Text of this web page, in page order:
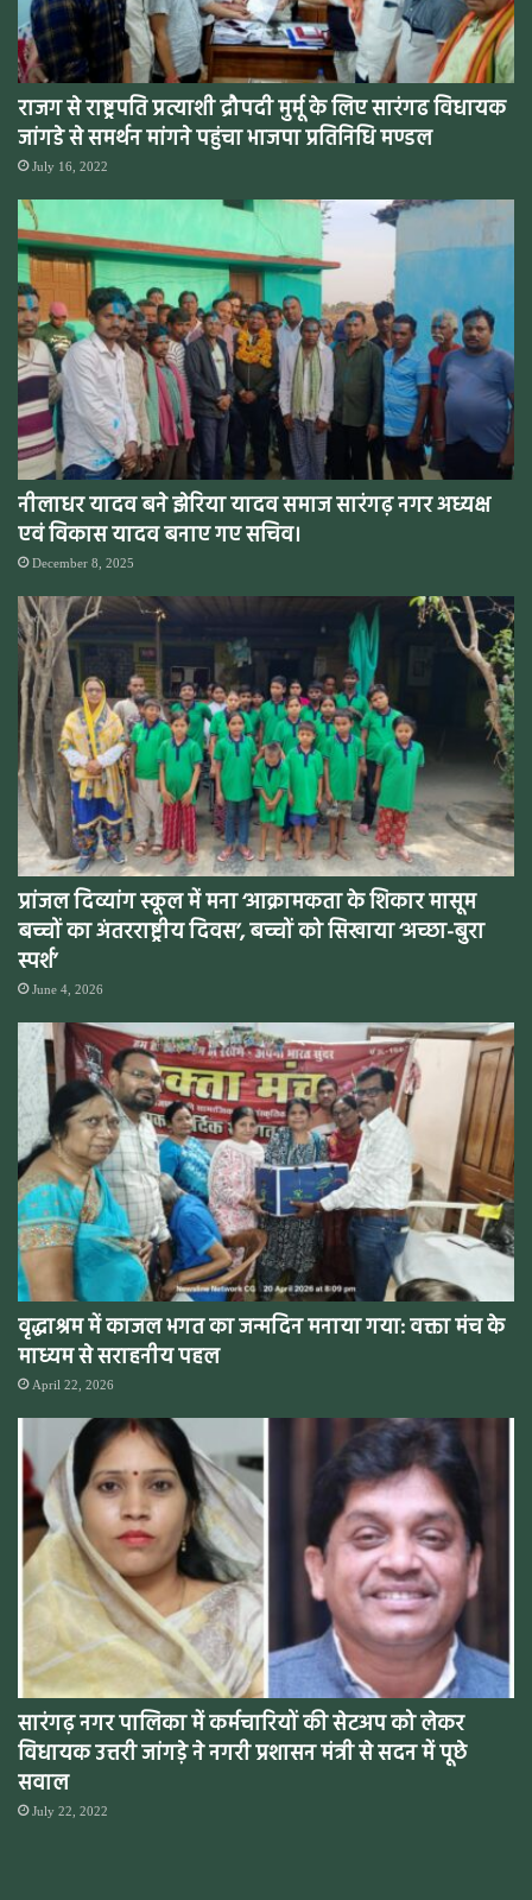
राजग से राष्ट्रपति प्रत्याशी द्रौपदी मुर्मू के लिए सारंगढ विधायक
जांगडे से समर्थन मांगने पहुंचा भाजपा प्रतिनिधि मण्डल
July 16, 2022
नीलाधर यादव बने झेरिया यादव समाज सारंगढ़ नगर अध्यक्ष
एवं विकास यादव बनाए गए सचिव।
December 8, 2025
प्रांजल दिव्यांग स्कूल में मना ‘आक्रामकता के शिकार मासूम
बच्चों का अंतरराष्ट्रीय दिवस’, बच्चों को सिखाया ‘अच्छा-बुरा
स्पर्श’
June 4, 2026
वृद्धाश्रम में काजल भगत का जन्मदिन मनाया गया: वक्ता मंच के
माध्यम से सराहनीय पहल
April 22, 2026
सारंगढ़ नगर पालिका में कर्मचारियों की सेटअप को लेकर
विधायक उत्तरी जांगड़े ने नगरी प्रशासन मंत्री से सदन में पूछे
सवाल
July 22, 2022